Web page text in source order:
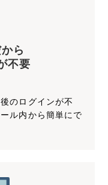
ら
不要
のログインが不
ル内から簡単にで